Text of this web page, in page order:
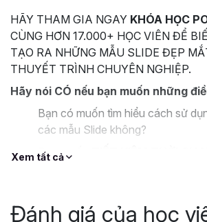
HÃY THAM GIA NGAY KHÓA HỌC
CÙNG HƠN 17.000+ HỌC VIÊN ĐỂ
TẠO RA NHỮNG MẪU SLIDE ĐẸP
THUYẾT TRÌNH CHUYÊN NGHIỆP.
Hãy nói CÓ nếu bạn muốn những
Bạn có muốn tìm hiểu cách sử
các mẫu Slide không?
Bạn muốn
BẮT MẮT, tuy nhiên lại không
Xem tất cả
Đánh giá của học